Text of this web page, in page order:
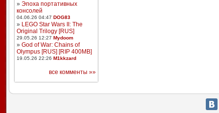
» Эпоха портативных
консолей
04.06.26 04:47 DOG83
» LEGO Star Wars II: The
Original Trilogy [RUS]
29.05.26 12:27 Mydoom
» God of War: Chains of
Olympus [RUS] [RIP 400MB]
19.05.26 22:26 M1kkzard
все комменты »»